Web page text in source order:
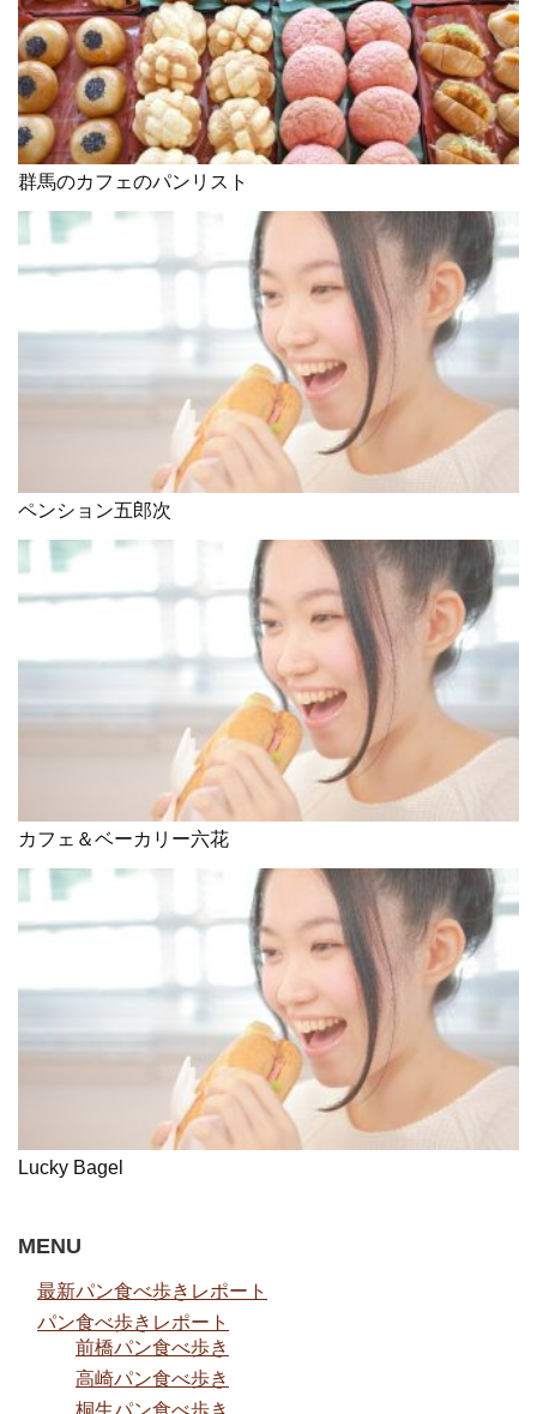
群馬のカフェのパンリスト
ペンション五郎次
カフェ＆ベーカリー六花
Lucky Bagel
MENU
最新パン食べ歩きレポート
パン食べ歩きレポート
前橋パン食べ歩き
高崎パン食べ歩き